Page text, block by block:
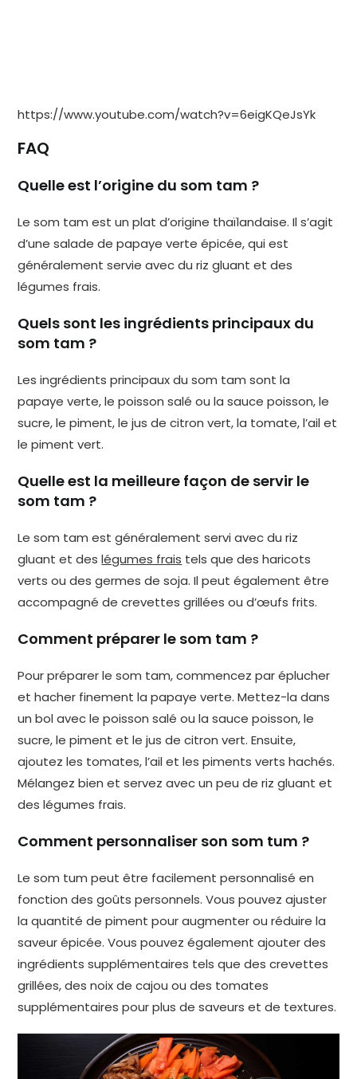
https://www.youtube.com/watch?v=6eigKQeJsYk
FAQ
Quelle est l’origine du som tam ?
Le som tam est un plat d’origine thaïlandaise. Il s’agit
d’une salade de papaye verte épicée, qui est
généralement servie avec du riz gluant et des
légumes frais.
Quels sont les ingrédients principaux du
som tam ?
Les ingrédients principaux du som tam sont la
papaye verte, le poisson salé ou la sauce poisson, le
sucre, le piment, le jus de citron vert, la tomate, l’ail et
le piment vert.
Quelle est la meilleure façon de servir le
som tam ?
Le som tam est généralement servi avec du riz
gluant et deslégumes frais tels que des haricots
verts ou des germes de soja. Il peut également être
accompagné de crevettes grillées ou d’œufs frits.
Comment préparer le som tam ?
Pour préparer le som tam, commencez par éplucher
et hacher finement la papaye verte. Mettez-la dans
un bol avec le poisson salé ou la sauce poisson, le
sucre, le piment et le jus de citron vert. Ensuite,
ajoutez les tomates, l’ail et les piments verts hachés.
Mélangez bien et servez avec un peu de riz gluant et
des légumes frais.
Comment personnaliser son som tum ?
Le som tum peut être facilement personnalisé en
fonction des goûts personnels. Vous pouvez ajuster
la quantité de piment pour augmenter ou réduire la
saveur épicée. Vous pouvez également ajouter des
ingrédients supplémentaires tels que des crevettes
grillées, des noix de cajou ou des tomates
supplémentaires pour plus de saveurs et de textures.